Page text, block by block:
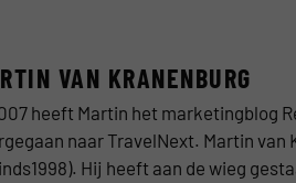
VAN KRANENBURG
heeft Martin het marketingblog
naar TravelNext. Martin van
Hij heeft aan de wieg